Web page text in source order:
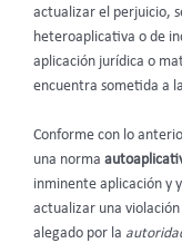
actualizar el perjuicio,
heteroaplicativa o de
aplicación jurídica o
encuentra sometida a
Conforme con lo
una norma
inminente aplicación y
actualizar una
alegado por la